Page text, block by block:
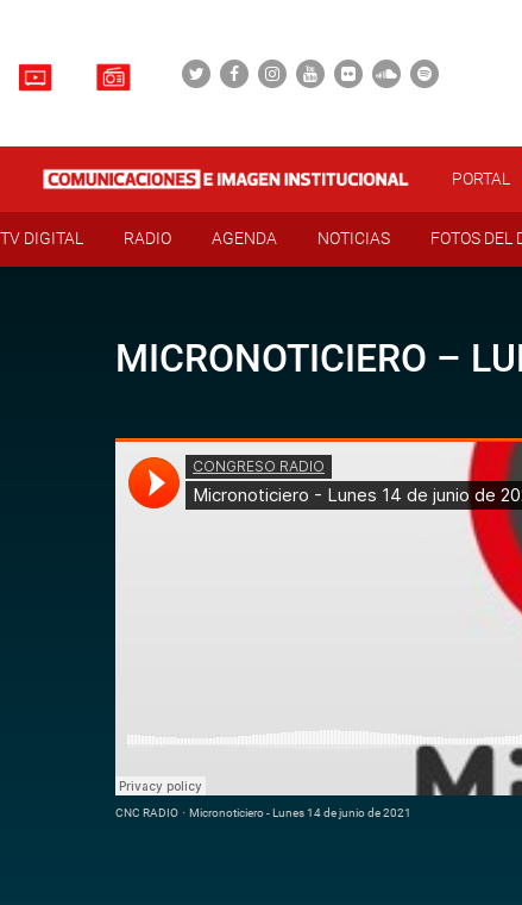
PORTAL
TV DIGITAL RADIO AGENDA NOTICIAS FOTOS DEL
MICRONOTICIERO –
CNC RADIO · Micronoticiero - Lunes 14 de junio de 2021